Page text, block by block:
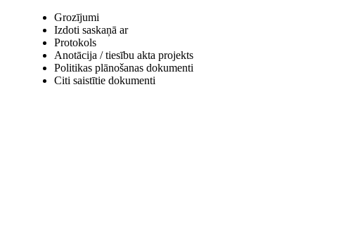
Grozījumi
Izdoti saskaņā ar
Protokols
Anotācija / tiesību akta projekts
Politikas plānošanas dokumenti
Citi saistītie dokumenti